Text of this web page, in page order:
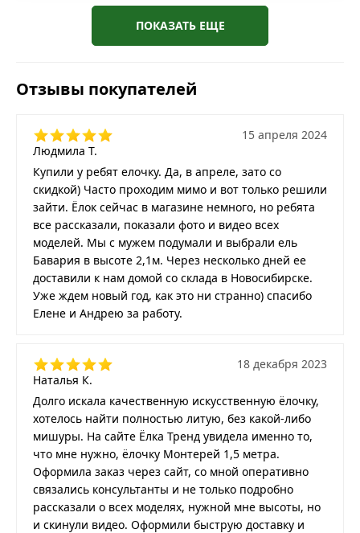
ПОКАЗАТЬ ЕЩЕ
Отзывы покупателей
Людмила Т.
15 апреля 2024
Купили у ребят елочку. Да, в апреле, зато со
скидкой) Часто проходим мимо и вот только решили
зайти. Ёлок сейчас в магазине немного, но ребята
все рассказали, показали фото и видео всех
моделей. Мы с мужем подумали и выбрали ель
Бавария в высоте 2,1м. Через несколько дней ее
доставили к нам домой со склада в Новосибирске.
Уже ждем новый год, как это ни странно) спасибо
Елене и Андрею за работу.
Наталья К.
18 декабря 2023
Долго искала качественную искусственную ёлочку,
хотелось найти полностью литую, без какой-либо
мишуры. На сайте Ёлка Тренд увидела именно то,
что мне нужно, ёлочку Монтерей 1,5 метра.
Оформила заказ через сайт, со мной оперативно
связались консультанты и не только подробно
рассказали о всех моделях, нужной мне высоты, но
и скинули видео. Оформили быструю доставку и